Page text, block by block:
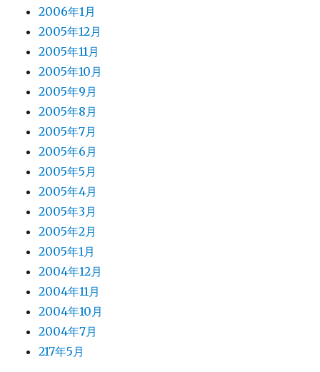
2006年1月
2005年12月
2005年11月
2005年10月
2005年9月
2005年8月
2005年7月
2005年6月
2005年5月
2005年4月
2005年3月
2005年2月
2005年1月
2004年12月
2004年11月
2004年10月
2004年7月
217年5月